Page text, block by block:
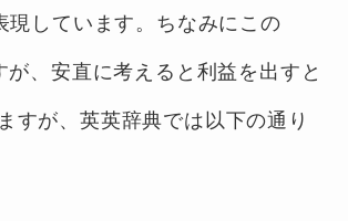
現しています。ちなみにこの
、安直に考えると利益を出すと
すが、英英辞典では以下の通り